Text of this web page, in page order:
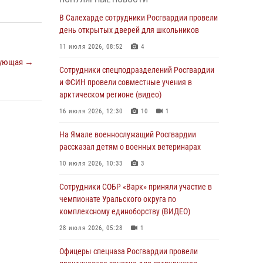
→
Росгвардия обеспечила общественный
порядок в период празднования Дня ВДВ на
Генерал-полковник Юрий Аверин выступил на
Всероссийском молодёжном
образовательном форуме «Территория
03 августа 2026, 06:54 2
Директор Росгвардии Герой России генерал
специалистов подразделений тыла с
профессиональным праздником
01 августа 2026, 11:28
мастерство на Ямале
В Салехарде сотрудники Росгвардии провели
день открытых дверей для школьников
11 июля 2026, 08:52 4
Сотрудники спецподразделений Росгвардии
и ФСИН провели совместные учения в
арктическом регионе (видео)
16 июля 2026, 12:30 10 1
На Ямале военнослужащий Росгвардии
рассказал детям о военных ветеринарах
10 июля 2026, 10:33 3
Сотрудники СОБР «Варк» приняли участие в
чемпионате Уральского округа по
комплексному единоборству (ВИДЕО)
28 июля 2026, 05:28 1
Офицеры спецназа Росгвардии провели